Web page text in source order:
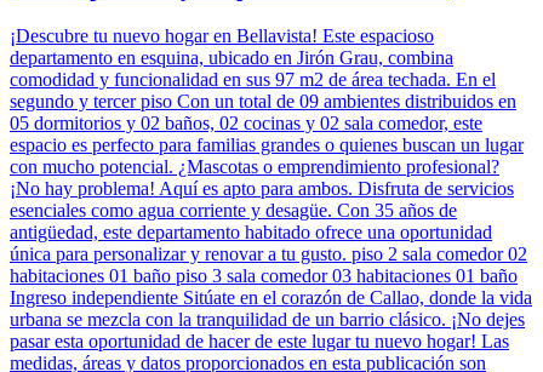
¡Descubre tu nuevo hogar en Bellavista! Este espacioso
departamento en esquina, ubicado en Jirón Grau, combina
comodidad y funcionalidad en sus 97 m2 de área techada. En el
segundo y tercer piso Con un total de 09 ambientes distribuidos en
05 dormitorios y 02 baños, 02 cocinas y 02 sala comedor, este
espacio es perfecto para familias grandes o quienes buscan un lugar
con mucho potencial. ¿Mascotas o emprendimiento profesional?
¡No hay problema! Aquí es apto para ambos. Disfruta de servicios
esenciales como agua corriente y desagüe. Con 35 años de
antigüedad, este departamento habitado ofrece una oportunidad
única para personalizar y renovar a tu gusto. piso 2 sala comedor 02
habitaciones 01 baño piso 3 sala comedor 03 habitaciones 01 baño
Ingreso independiente Sitúate en el corazón de Callao, donde la vida
urbana se mezcla con la tranquilidad de un barrio clásico. ¡No dejes
pasar esta oportunidad de hacer de este lugar tu nuevo hogar! Las
medidas, áreas y datos proporcionados en esta publicación son